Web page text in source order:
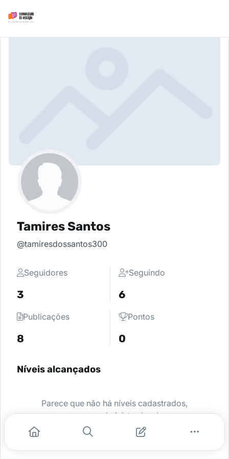
Tamires Santos
@tamiresdossantos300
Seguidores
3
Seguindo
6
Publicações
8
Pontos
0
Níveis alcançados
Parece que não há níveis cadastrados,
peça para o administrador da sua
comunidade ativar e comece a se